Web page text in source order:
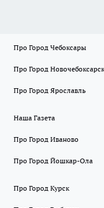
Про Город Чебоксары
Про Город Новочебоксарск
Про Город Ярославль
Наша Газета
Про Город Иваново
Про Город Йошкар-Ола
Про Город Курск